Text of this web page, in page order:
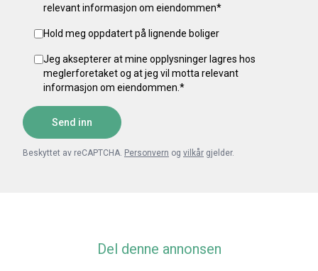
relevant informasjon om eiendommen*
Hold meg oppdatert på lignende boliger
Jeg aksepterer at mine opplysninger lagres hos
meglerforetaket og at jeg vil motta relevant
informasjon om eiendommen. *
Send inn
Beskyttet av reCAPTCHA. Personvern og vilkår gjelder.
Del denne annonsen